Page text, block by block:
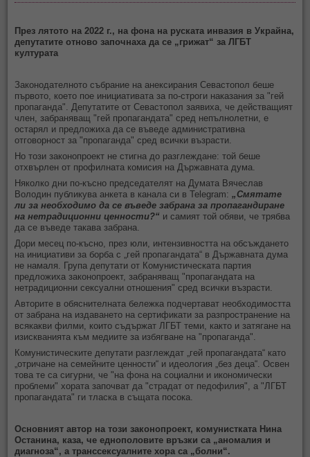
През лятото на 2022 г., на фона на руската инвазия в Украйна,
депутатите отново започнаха да се „грижат“ за ЛГБТ
културата
Законодателното събрание на анексирания Севастопол беше
първото, което пое инициативата за по-строги наказания за "гей
пропаганда". Депутатите от Севастопол заявиха, че действащият
член, забраняващ "гей пропагандата" сред непълнолетни, е
остарял и предложиха да се въведе административна
отговорност за "пропаганда" сред всички възрасти.
Но този законопроект не стигна до разглеждане: той беше
отхвърлен от профилната комисия на Държавната дума.
Няколко дни по-късно председателят на Думата Вячеслав
Володин публикува анкета в канала си в Telegram:„Смятате
ли за необходимо да се въведе забрана за пропагандиране
на нетрадиционни ценности?“ и самият той обяви, че трябва
да се въведе такава забрана.
Дори месец по-късно, през юли, интензивността на обсъждането
на инициативи за борба с „гей пропагандата“ в Държавната дума
не намаля. Група депутати от Комунистическата партия
предложиха законопроект, забраняващ "пропагандата на
нетрадиционни сексуални отношения" сред всички възрасти.
Авторите в обяснителната бележка подчертават необходимостта
от забрана на издаването на сертификати за разпространение на
всякакви филми, които съдържат ЛГБТ теми, както и затягане на
изискванията към медиите за избягване на "пропаганда".
Комунистическите депутати разглеждат „гей пропагандата“ като
„отричане на семейните ценности“ и идеология „без деца“. Освен
това те са сигурни, че "на фона на социални и икономически
проблеми" хората започват да "страдат от педофилия", а "ЛГБТ
пропагандата" ги тласка в същата посока.
Основният автор на този законопроект, комунистката Нина
Останина, каза, че еднополовите връзки са „аномалия и
диагноза“, а транссексуалните хора са „болни“.